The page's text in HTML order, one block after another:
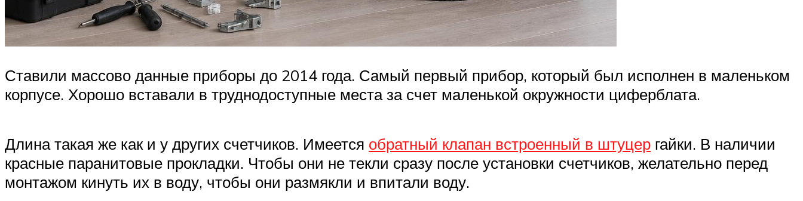
Ставили массово данные приборы до 2014 года. Самый первый прибор, который был исполнен в маленьком
корпусе. Хорошо вставали в труднодоступные места за счет маленькой окружности циферблата.
Длина такая же как и у других счетчиков. Имеется обратный клапан встроенный в штуцер гайки. В наличии
красные паранитовые прокладки. Чтобы они не текли сразу после установки счетчиков, желательно перед
монтажом кинуть их в воду, чтобы они размякли и впитали воду.